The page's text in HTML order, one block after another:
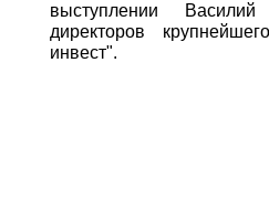
выступлении
директоров
инвест".